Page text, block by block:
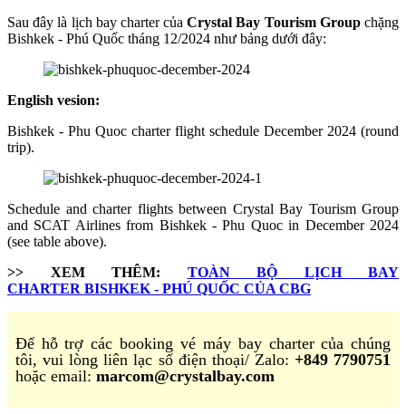
Sau đây là lịch bay charter củaCrystal Bay Tourism Groupchặng
Bishkek - Phú Quốc tháng 12/2024 như bảng dưới đây:
English vesion:
Bishkek - Phu Quoc charter flight schedule December 2024 (round
trip).
Schedule and charter flights between Crystal Bay Tourism Group
and SCAT Airlines from Bishkek - Phu Quoc in December 2024
(see table above).
>> XEM THÊM: TOÀN BỘ LỊCH BAY
CHARTER BISHKEK - PHÚ QUỐC CỦA CBG
Để hỗ trợ các booking vé máy bay charter của chúng
tôi, vui lòng liên lạc số điện thoại/ Zalo: +849 7790751
hoặc email: marcom@crystalbay.com